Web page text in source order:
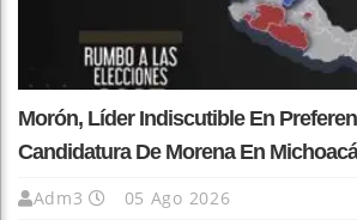
Morón, Líder Indiscutible En
Candidatura De Morena En
Adm3 05 Ago 2026